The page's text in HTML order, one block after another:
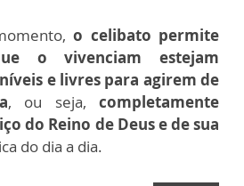
o celibato permite
o vivenciam estejam
e livres para agirem de
, ou seja, completamente
do Reino de Deus e de sua
do dia a dia.